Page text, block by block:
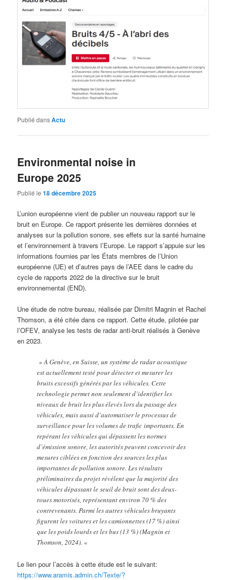
Publié dansActu
Environmental noise in
Europe 2025
Publié le18 décembre 2025
L’union européenne vient de publier un nouveau rapport sur le
bruit en Europe. Ce rapport présente les dernières données et
analyses sur la pollution sonore, ses effets sur la santé humaine
et l’environnement à travers l’Europe. Le rapport s’appuie sur les
informations fournies par les États membres de l’Union
européenne (UE) et d’autres pays de l’AEE dans le cadre du
cycle de rapports 2022 de la directive sur le bruit
environnemental (END).
Une étude de notre bureau, réalisée par Dimitri Magnin et Rachel
Thomson, a été citée dans ce rapport. Cette étude, pilotée par
l’OFEV, analyse les tests de radar anti-bruit réalisés à Genève
en 2023.
» À Genève, en Suisse, un système de radar acoustique
est actuellement testé pour détecter et mesurer les
bruits excessifs générés par les véhicules. Cette
technologie permet non seulement d’identifier les
niveaux de bruit les plus élevés lors du passage des
véhicules, mais aussi d’automatiser le processus de
surveillance pour les volumes de trafic importants. En
repérant les véhicules qui dépassent les normes
d’émission sonore, les autorités peuvent concevoir des
mesures ciblées en fonction des sources les plus
importantes de pollution sonore. Les résultats
préliminaires du projet révèlent que la majorité des
véhicules dépassant le seuil de bruit sont des deux-
roues motorisés, représentant environ 70 % des
contrevenants. Parmi les autres véhicules bruyants
figurent les voitures et les camionnettes (17 %) ainsi
que les poids lourds et les bus (13 %) (Magnin et
Thomson, 2024). «
Le lien pour l’accès à cette étude est le suivant:
https://www.aramis.admin.ch/Texte/?